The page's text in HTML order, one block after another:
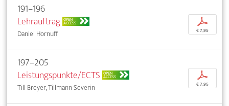
191–196
Lehrauftrag OPEN
ACCESS
Daniel Hornuff
p
€ 7,95
197–205
Leistungspunkte/ECTS OPEN
ACCESS
Till Breyer, Tillmann Severin
p
€ 7,95